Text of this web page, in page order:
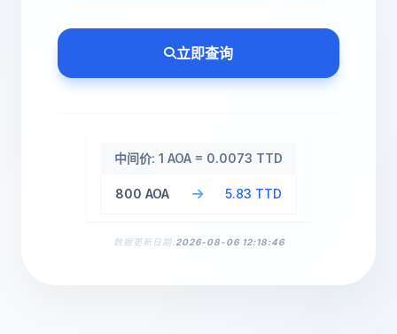
立即查询
中间价: 1 AOA = 0.0073 TTD
800 AOA 5.83 TTD
数据更新日期:2026-08-06 12:18:46